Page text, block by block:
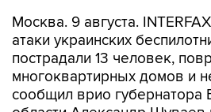
Москва. 9 августа.
атаки украинских
пострадали 13 человек,
многоквартирных домов и
сообщил врио губернатора